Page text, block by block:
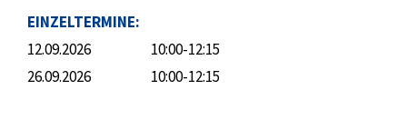
EINZELTERMINE:
12.09.2026
10:00-12:15
26.09.2026
10:00-12:15